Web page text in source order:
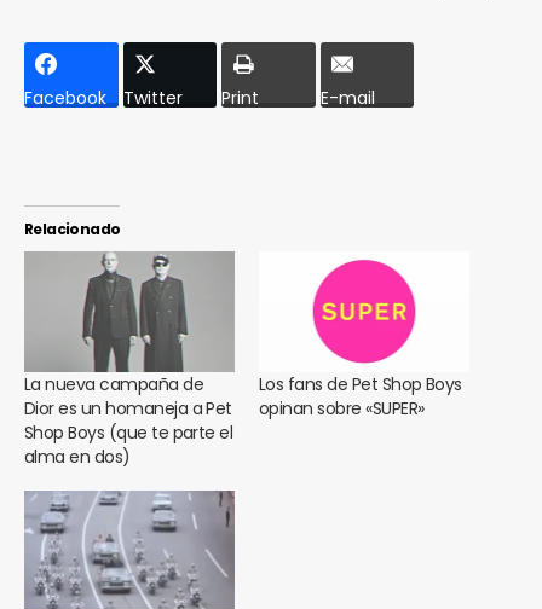
Facebook Twitter Print E-mail
Relacionado
La nueva campaña de
Dior es un homaneja a Pet
Shop Boys (que te parte el
alma en dos)
Los fans de Pet Shop Boys
opinan sobre «SUPER»